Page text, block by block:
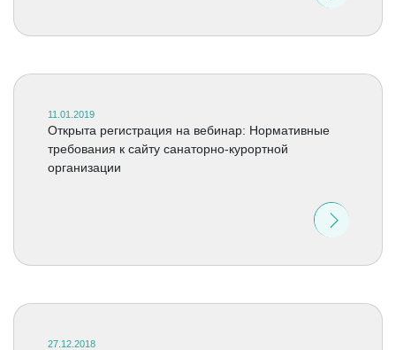
11.01.2019
Открыта регистрация на вебинар: Нормативные
требования к сайту санаторно-курортной
организации
27.12.2018